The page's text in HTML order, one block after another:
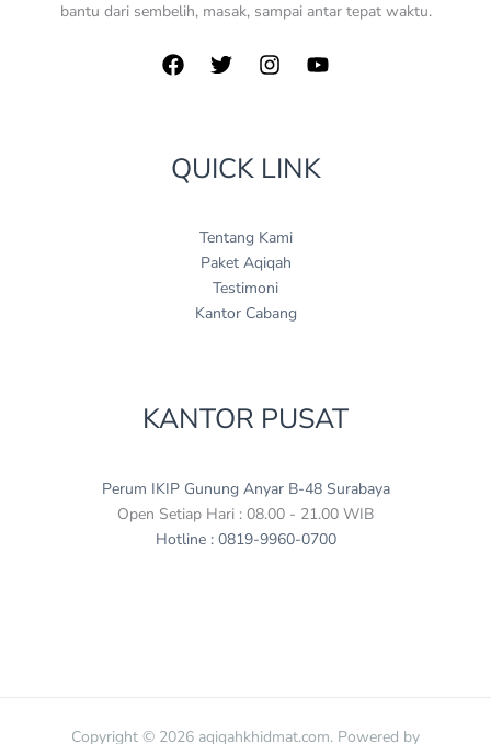
bantu dari sembelih, masak, sampai antar tepat waktu.
QUICK LINK
Tentang Kami
Paket Aqiqah
Testimoni
Kantor Cabang
KANTOR PUSAT
Perum IKIP Gunung Anyar B-48 Surabaya
Open Setiap Hari : 08.00 - 21.00 WIB
Hotline : 0819-9960-0700
Copyright © 2026 aqiqahkhidmat.com. Powered by